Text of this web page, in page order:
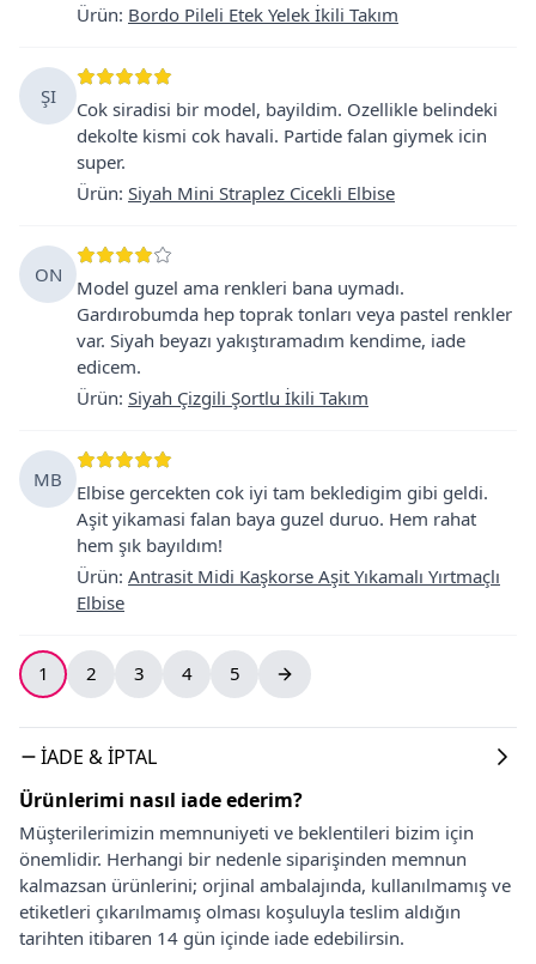
Ürün: Bordo Pileli Etek Yelek İkili Takım
ŞI
Cok siradisi bir model, bayildim. Ozellikle belindeki
dekolte kismi cok havali. Partide falan giymek icin
super.
Ürün: Siyah Mini Straplez Cicekli Elbise
ON
Model guzel ama renkleri bana uymadı.
Gardırobumda hep toprak tonları veya pastel renkler
var. Siyah beyazı yakıştıramadım kendime, iade
edicem.
Ürün: Siyah Çizgili Şortlu İkili Takım
MB
Elbise gercekten cok iyi tam bekledigim gibi geldi.
Aşit yikamasi falan baya guzel duruo. Hem rahat
hem şık bayıldım!
Ürün: Antrasit Midi Kaşkorse Aşit Yıkamalı Yırtmaçlı
Elbise
1 2 3 4 5
İADE & İPTAL
Ürünlerimi nasıl iade ederim?
Müşterilerimizin memnuniyeti ve beklentileri bizim için
önemlidir. Herhangi bir nedenle siparişinden memnun
kalmazsan ürünlerini; orjinal ambalajında, kullanılmamış ve
etiketleri çıkarılmamış olması koşuluyla teslim aldığın
tarihten itibaren 14 gün içinde iade edebilirsin.